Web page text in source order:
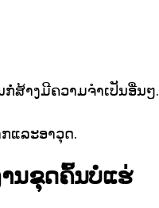
ສ້າງມີຄວາມຈໍາເປັນອື່ນໆ.
ແລະອາວຸດ.
ານຂຸດຄົ້ນບໍ່ແຮ່